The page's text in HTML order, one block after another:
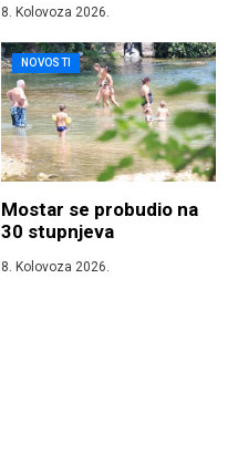
8. Kolovoza 2026.
NOVOSTI
Mostar se probudio na
30 stupnjeva
8. Kolovoza 2026.